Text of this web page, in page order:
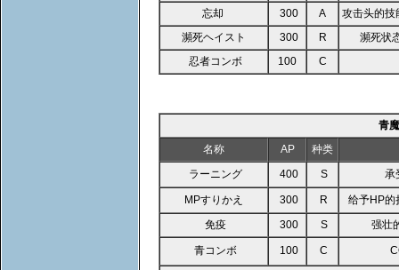
忘却
300 A
攻击头的技
瀕死ヘイスト
300 R
瀕死状
忍者コンボ
100 C
青
名称
AP
种类
ラーニング
400 S 承
MPすりかえ 300 R
给予HP的
免疫
300 S 强壮
青コンボ 100 C